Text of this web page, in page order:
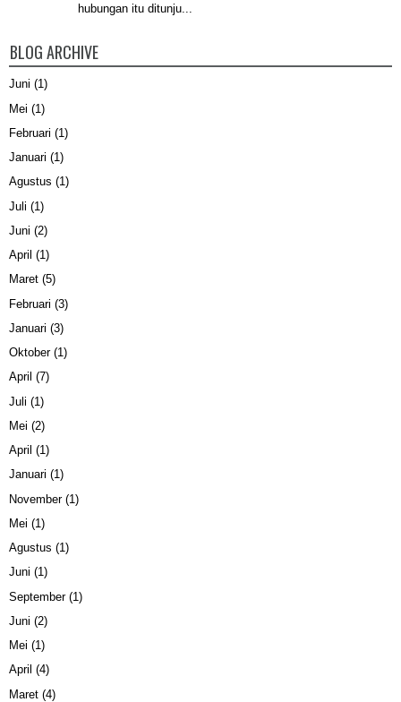
hubungan itu ditunju...
BLOG ARCHIVE
Juni (1)
Mei (1)
Februari (1)
Januari (1)
Agustus (1)
Juli (1)
Juni (2)
April (1)
Maret (5)
Februari (3)
Januari (3)
Oktober(1)
April (7)
Juli (1)
Mei (2)
April (1)
Januari (1)
November(1)
Mei (1)
Agustus (1)
Juni (1)
September(1)
Juni (2)
Mei (1)
April (4)
Maret (4)